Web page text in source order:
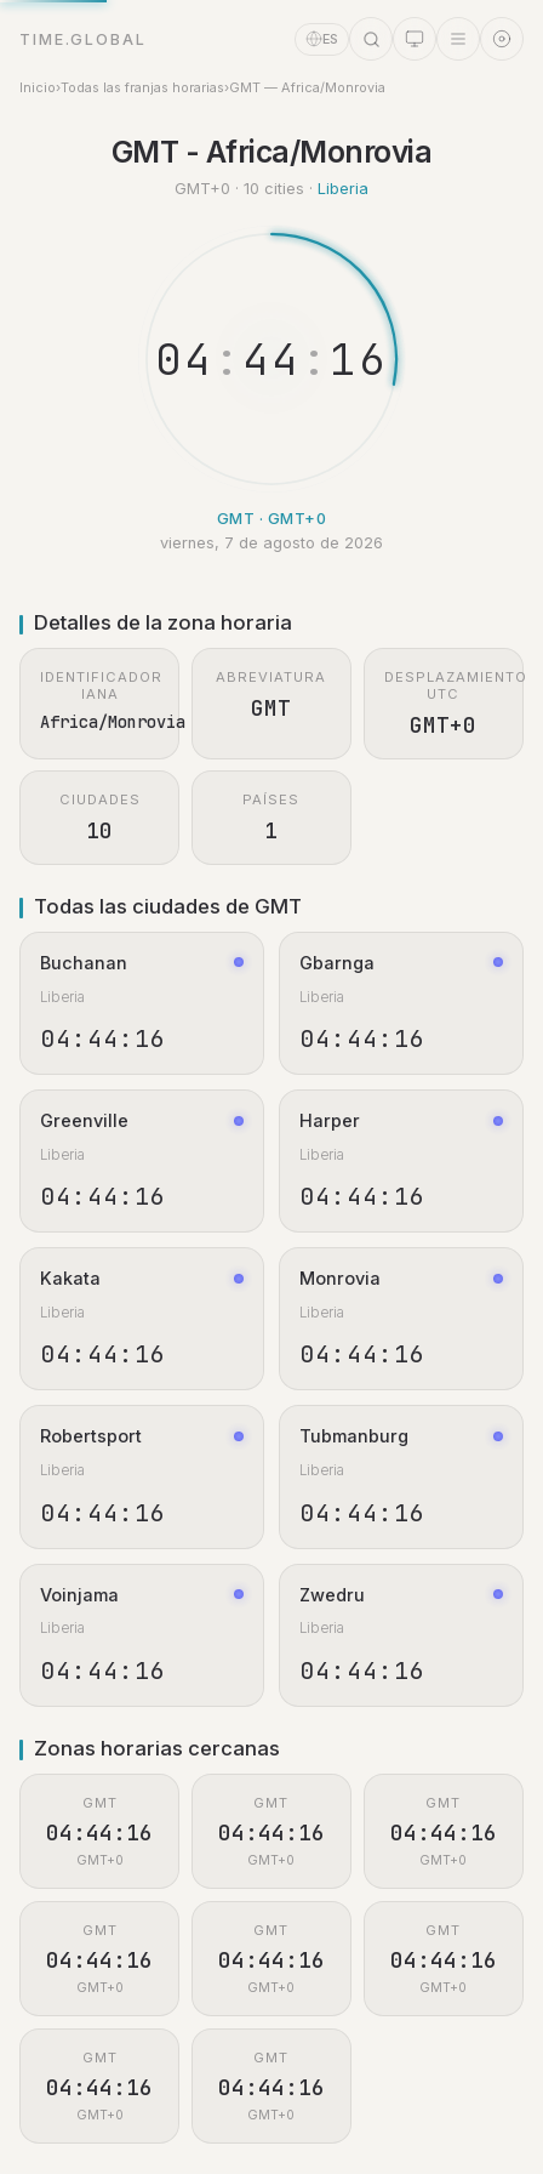
TIME.GLOBAL ES
Inicio›Todas las franjas horarias›GMT — Africa/Monrovia
GMT - Africa/Monrovia
GMT+0 · 10 cities · Liberia
04 : 44 : 17
GMT · GMT+0
viernes, 7 de agosto de 2026
Detalles de la zona horaria
IDENTIFICADOR
IANA
Africa/Monrovia
ABREVIATURA
GMT
DESPLAZAMIENTO
UTC
GMT+0
CIUDADES
10
PAÍSES
1
Todas las ciudades de GMT
Buchanan
Liberia
04:44:17
Gbarnga
Liberia
04:44:17
Greenville
Liberia
04:44:17
Harper
Liberia
04:44:17
Kakata
Liberia
04:44:17
Monrovia
Liberia
04:44:17
Robertsport
Liberia
04:44:17
Tubmanburg
Liberia
04:44:17
Voinjama
Liberia
04:44:17
Zwedru
Liberia
04:44:17
Zonas horarias cercanas
GMT
04:44:17
GMT+0
GMT
04:44:17
GMT+0
GMT
04:44:17
GMT+0
GMT
04:44:17
GMT+0
GMT
04:44:17
GMT+0
GMT
04:44:17
GMT+0
GMT
04:44:17
GMT+0
GMT
04:44:17
GMT+0
Asistente de tiempo
Online